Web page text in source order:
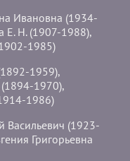
Ивановна (1934-
Е. Н. (1907-1988),
1985)
1959),
1970),
1986)
Васильевич (1923-
Григорьевна